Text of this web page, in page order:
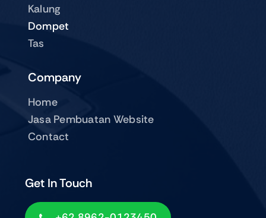
Kalung
Dompet
Tas
Company
Home
Jasa Pembuatan Website
Contact
Get In Touch